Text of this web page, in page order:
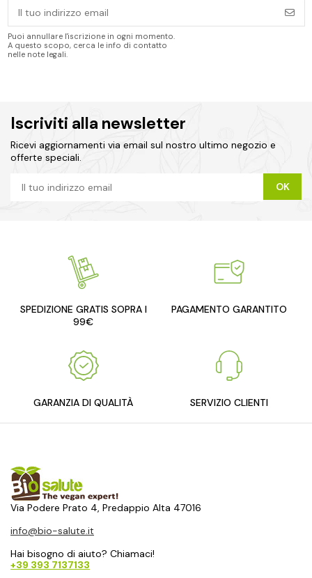
Puoi annullare l'iscrizione in ogni momento.
A questo scopo, cerca le info di contatto
nelle note legali.
Iscriviti alla newsletter
Ricevi aggiornamenti via email sul nostro ultimo negozio e
offerte speciali.
SPEDIZIONE GRATIS SOPRA I
99€
PAGAMENTO GARANTITO
GARANZIA DI QUALITÀ SERVIZIO CLIENTI
Via Podere Prato 4, Predappio Alta 47016
info@bio-salute.it
Hai bisogno di aiuto? Chiamaci!
+39 393 7137133